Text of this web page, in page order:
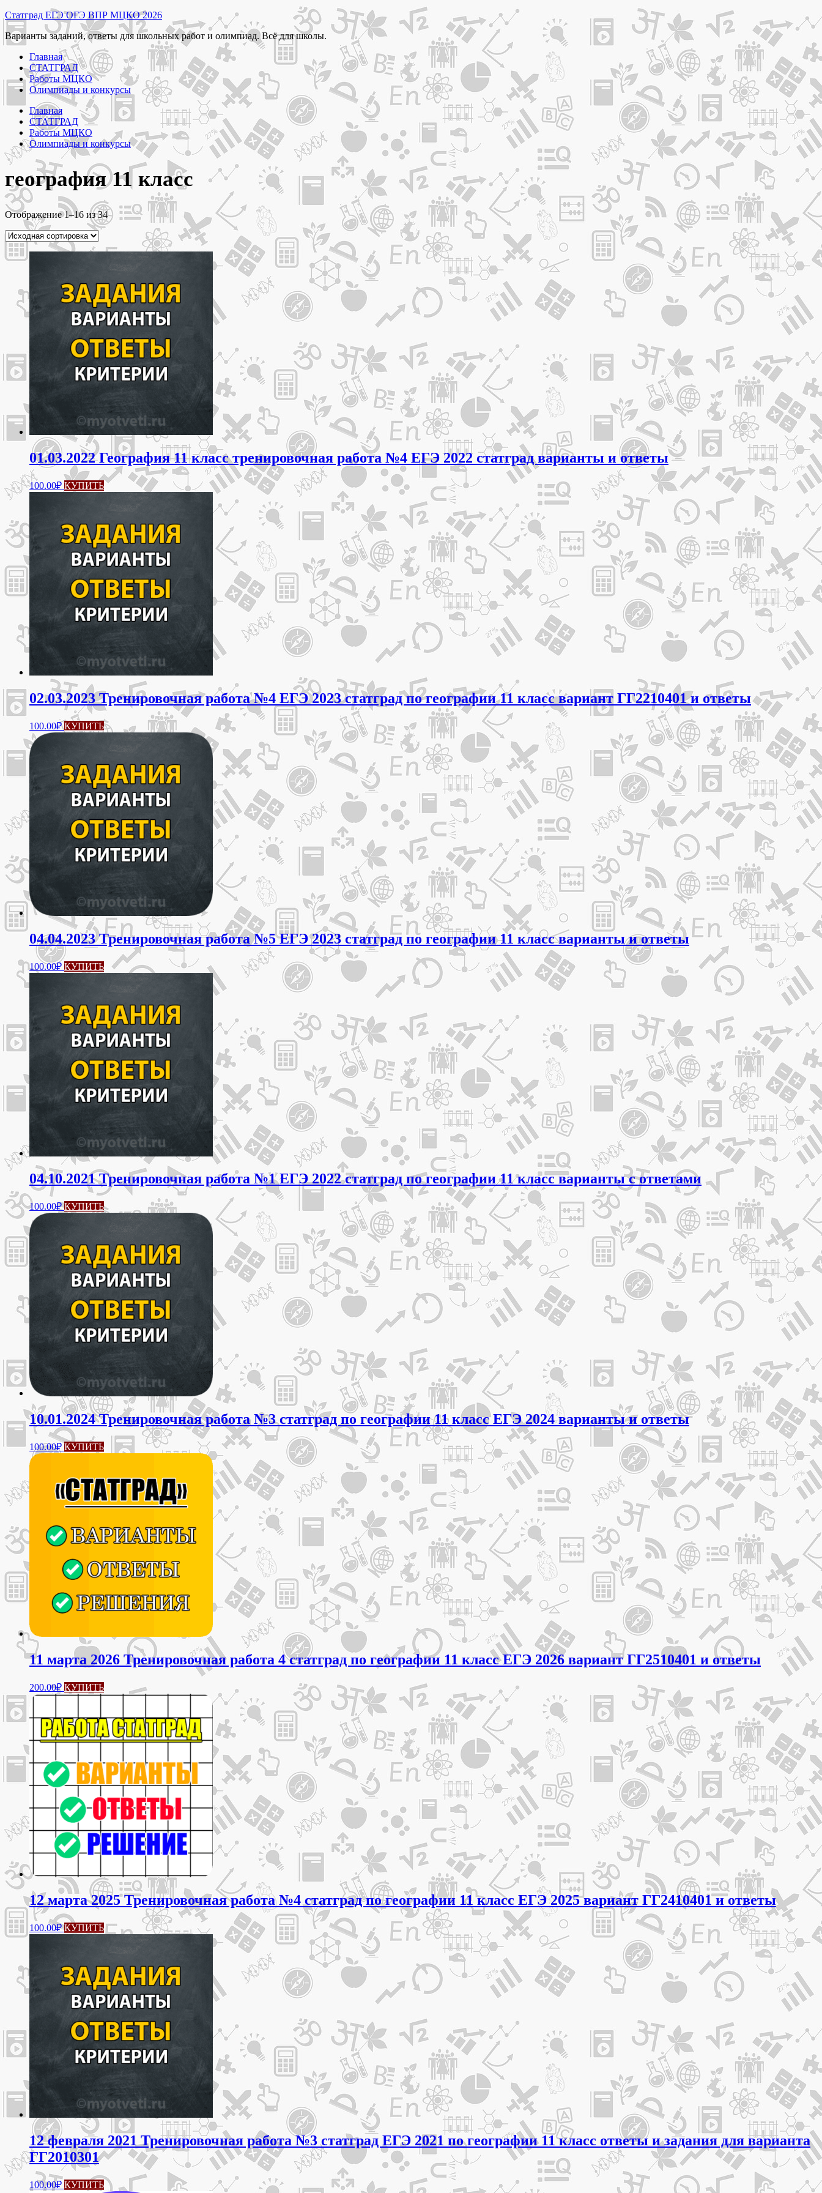
Перейти
к
содержимому
Статград ЕГЭ ОГЭ ВПР МЦКО 2026
Варианты заданий, ответы для школьных работ и олимпиад. Всё для школы.
Главная
СТАТГРАД
Работы МЦКО
Олимпиады и конкурсы
Главная
СТАТГРАД
Работы МЦКО
Олимпиады и конкурсы
география 11 класс
Отображение 1–16 из 34
01.03.2022 География 11 класс тренировочная работа №4 ЕГЭ 2022 статград варианты и ответы
100.00₽ КУПИТЬ
02.03.2023 Тренировочная работа №4 ЕГЭ 2023 статград по географии 11 класс вариант ГГ2210401 и ответы
100.00₽ КУПИТЬ
04.04.2023 Тренировочная работа №5 ЕГЭ 2023 статград по географии 11 класс варианты и ответы
100.00₽ КУПИТЬ
04.10.2021 Тренировочная работа №1 ЕГЭ 2022 статград по географии 11 класс варианты с ответами
100.00₽ КУПИТЬ
10.01.2024 Тренировочная работа №3 статград по географии 11 класс ЕГЭ 2024 варианты и ответы
100.00₽ КУПИТЬ
11 марта 2026 Тренировочная работа 4 статград по географии 11 класс ЕГЭ 2026 вариант ГГ2510401 и ответы
200.00₽ КУПИТЬ
12 марта 2025 Тренировочная работа №4 статград по географии 11 класс ЕГЭ 2025 вариант ГГ2410401 и ответы
100.00₽ КУПИТЬ
12 февраля 2021 Тренировочная работа №3 статград ЕГЭ 2021 по географии 11 класс ответы и задания для варианта
ГГ2010301
100.00₽ КУПИТЬ